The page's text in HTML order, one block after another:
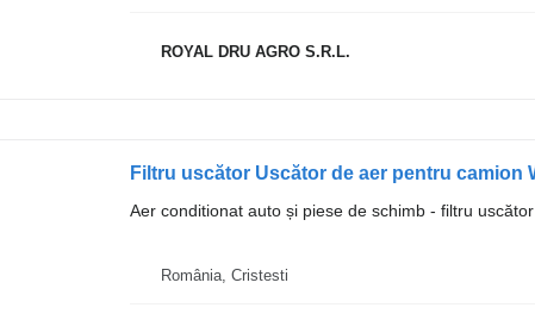
ROYAL DRU AGRO S.R.L.
Aer conditionat auto și piese de schimb - filtru uscător
România, Cristesti